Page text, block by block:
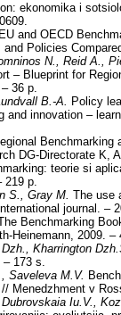
ekonomika i
EU and OECD
and Policies
N., Reid A.,
– Blueprint for
36 p.
B.-A. Policy
and innovation –
Benchmarking
DG-Directorate K,
teorie si
219 p.
S., Gray M. The use
journal. –
Benchmarking
Heinemann, 2009. –
Kharrington
– 173 s.
Saveleva M.V.
Menedzhment v
Iu.V.,